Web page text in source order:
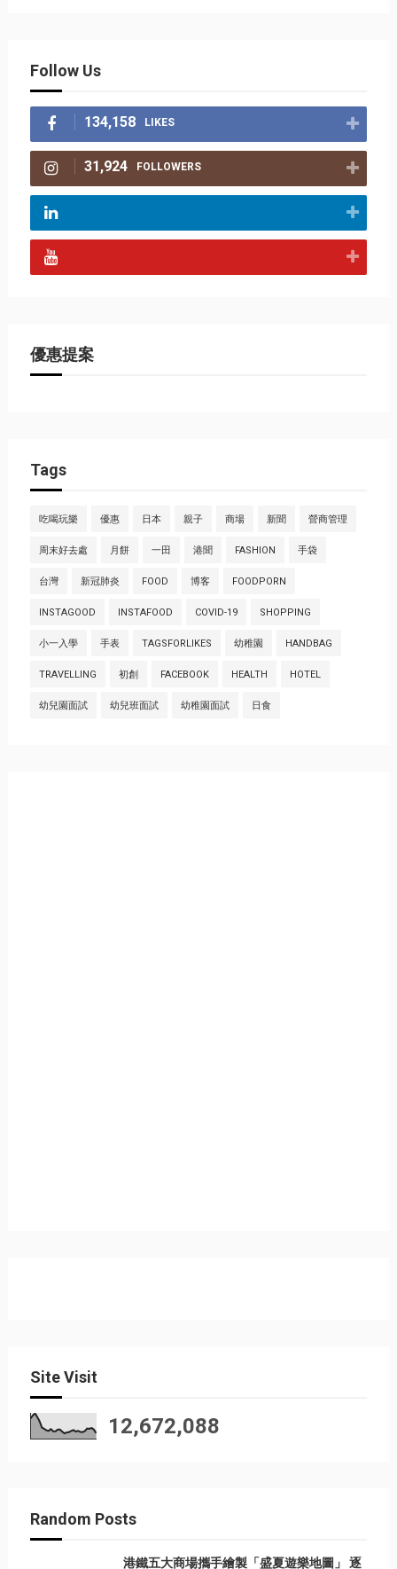
Follow Us
134,158 LIKES
31,924 FOLLOWERS
優惠提案
Tags
吃喝玩樂 優惠 日本 親子 商場 新聞 營商管理
周末好去處 月餅 一田 港聞 FASHION 手袋
台灣 新冠肺炎 FOOD 博客 FOODPORN
INSTAGOOD INSTAFOOD COVID-19 SHOPPING
小一入學 手表 TAGSFORLIKES 幼稚園 HANDBAG
TRAVELLING 初創 FACEBOOK HEALTH HOTEL
幼兒園面試 幼兒班面試 幼稚園面試 日食
Site Visit
12,672,088
Random Posts
港鐵五大商場攜手繪製「盛夏遊樂地圖」 逐